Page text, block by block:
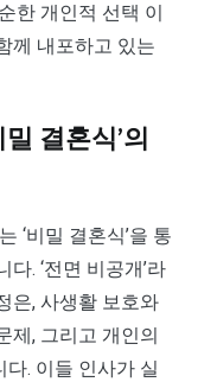
한 개인적 선택 이
께 내포하고 있는
결혼식’의
‘비밀 결혼식’을 통
. ‘전면 비공개’라
은, 사생활 보호와
제, 그리고 개인의
. 이들 인사가 실